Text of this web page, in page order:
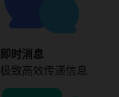
即时消息
极致高效传递信息